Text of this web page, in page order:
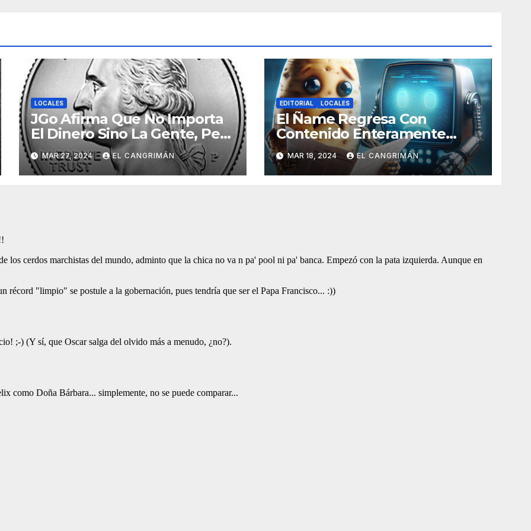
LOCALES
JGo Afirma Que No Importa
El Dinero Sino La Gente, Pero
Pregunta: «¿De Verdad No
Tendrán Una Pejetita?»
MAR 27, 2024 EL CANGRIMÁN
EDITORIAL LOCALES
El Ñame Regresa Con
Contenido Enteramente
Generado Por Inteligencia
Artificial
MAR 18, 2024 EL CANGRIMÁN